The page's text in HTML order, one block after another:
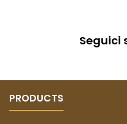
Seguici
PRODUCTS